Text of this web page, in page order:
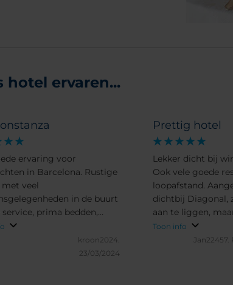
hotel ervaren...
ervaring voor
in Barcelona. Rustige
veel
in de buurt
service, prima bedden,
gemakkelijke stoel in
de kamer was wel prettig geweest.
kroon2024.
23/03/2024
Prettig hotel
Lekker dicht bij
Ook vele goede
loopafstand.
dichtbij Diagonal,
aan te liggen,
bereikbaar. Ook
loopafstand.
Toon info
Jan22457.